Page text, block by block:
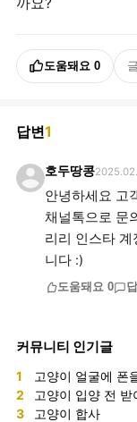
도움돼요 0
답변1
호두땅콩
안녕하세요 고
채널톡으로 문
리리 인스타
니다 :)
도움돼요 0
커뮤니티 인기글
1 고양이 얼굴에 폰
2 고양이 입양 전 받
3 고양이 합사